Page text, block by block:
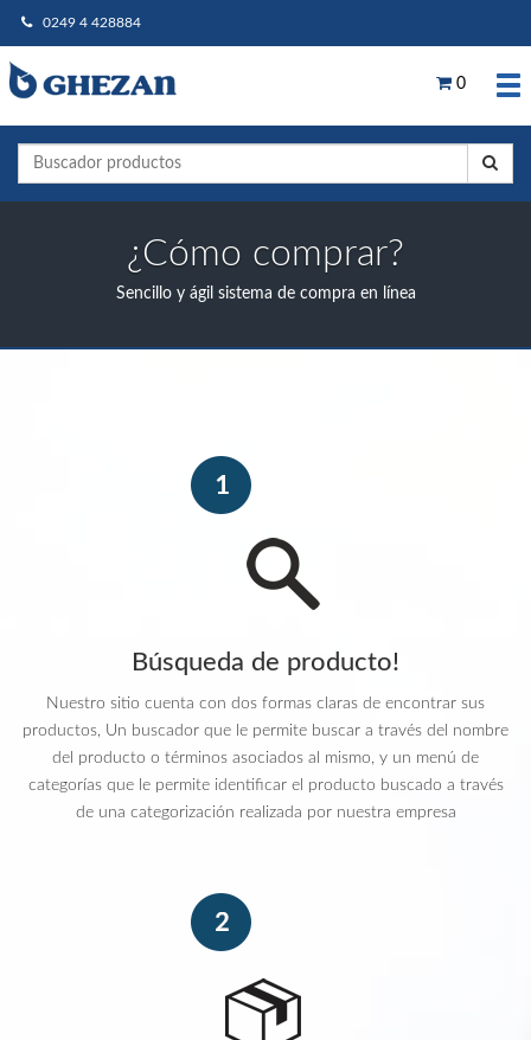
0249 4 428884
0
¿Cómo comprar?
Sencillo y ágil sistema de compra en línea
Búsqueda de producto!
Nuestro sitio cuenta con dos formas claras de encontrar sus
productos, Un buscador que le permite buscar a través del nombre
del producto o términos asociados al mismo, y un menú de
categorías que le permite identificar el producto buscado a través
de una categorización realizada por nuestra empresa